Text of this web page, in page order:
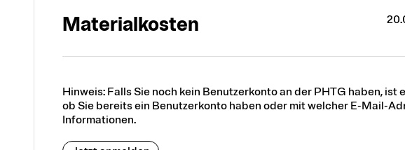
Materialkosten
Hinweis: Falls Sie noch kein Benutzerkonto an der PHTG haben, ist
ob Sie bereits ein Benutzerkonto haben oder mit welcher E-Mail-
Informationen.